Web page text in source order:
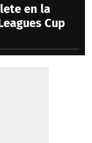
en la
Cup